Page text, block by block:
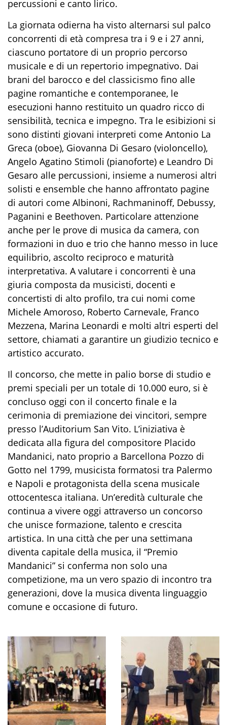
percussioni e canto lirico.
La giornata odierna ha visto alternarsi sul palco
concorrenti di età compresa tra i 9 e i 27 anni,
ciascuno portatore di un proprio percorso
musicale e di un repertorio impegnativo. Dai
brani del barocco e del classicismo fino alle
pagine romantiche e contemporanee, le
esecuzioni hanno restituito un quadro ricco di
sensibilità, tecnica e impegno. Tra le esibizioni si
sono distinti giovani interpreti come Antonio La
Greca (oboe), Giovanna Di Gesaro (violoncello),
Angelo Agatino Stimoli (pianoforte) e Leandro Di
Gesaro alle percussioni, insieme a numerosi altri
solisti e ensemble che hanno affrontato pagine
di autori come Albinoni, Rachmaninoff, Debussy,
Paganini e Beethoven. Particolare attenzione
anche per le prove di musica da camera, con
formazioni in duo e trio che hanno messo in luce
equilibrio, ascolto reciproco e maturità
interpretativa. A valutare i concorrenti è una
giuria composta da musicisti, docenti e
concertisti di alto profilo, tra cui nomi come
Michele Amoroso, Roberto Carnevale, Franco
Mezzena, Marina Leonardi e molti altri esperti del
settore, chiamati a garantire un giudizio tecnico e
artistico accurato.
Il concorso, che mette in palio borse di studio e
premi speciali per un totale di 10.000 euro, si è
concluso oggi con il concerto finale e la
cerimonia di premiazione dei vincitori, sempre
presso l’Auditorium San Vito. L’iniziativa è
dedicata alla figura del compositore Placido
Mandanici, nato proprio a Barcellona Pozzo di
Gotto nel 1799, musicista formatosi tra Palermo
e Napoli e protagonista della scena musicale
ottocentesca italiana. Un’eredità culturale che
continua a vivere oggi attraverso un concorso
che unisce formazione, talento e crescita
artistica. In una città che per una settimana
diventa capitale della musica, il “Premio
Mandanici” si conferma non solo una
competizione, ma un vero spazio di incontro tra
generazioni, dove la musica diventa linguaggio
comune e occasione di futuro.